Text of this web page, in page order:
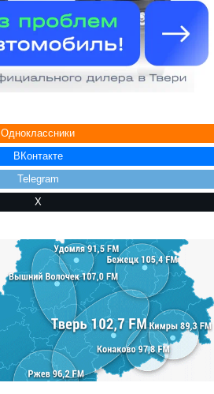
Одноклассники
ВКонтакте
Telegram
X